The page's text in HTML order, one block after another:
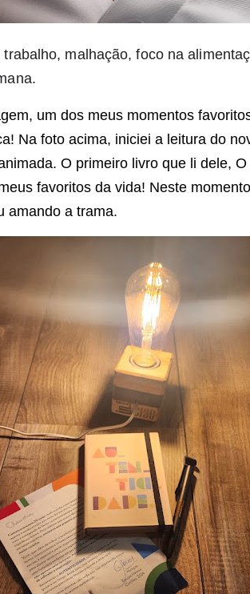
malhação, foco na
um dos meus momentos
Na foto acima, iniciei a leitura do
O primeiro livro que li dele,
favoritos da vida! Neste
amando a trama.